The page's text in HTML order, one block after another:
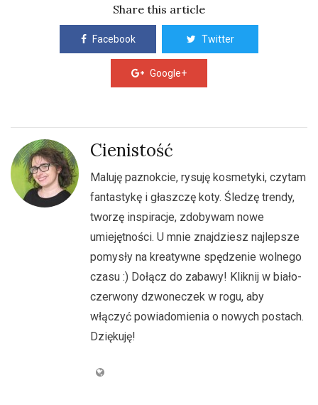
Share this article
Facebook Twitter
Google+
Cienistość
Maluję paznokcie, rysuję kosmetyki, czytam
fantastykę i głaszczę koty. Śledzę trendy,
tworzę inspiracje, zdobywam nowe
umiejętności. U mnie znajdziesz najlepsze
pomysły na kreatywne spędzenie wolnego
czasu :) Dołącz do zabawy! Kliknij w biało-
czerwony dzwoneczek w rogu, aby
włączyć powiadomienia o nowych postach.
Dziękuję!